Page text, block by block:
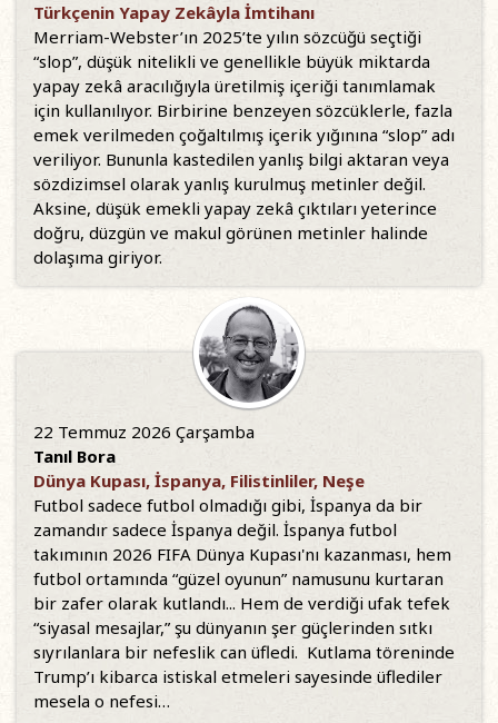
Türkçenin Yapay Zekâyla İmtihanı
Merriam-Webster’ın 2025’te yılın sözcüğü seçtiği
“slop”, düşük nitelikli ve genellikle büyük miktarda
yapay zekâ aracılığıyla üretilmiş içeriği tanımlamak
için kullanılıyor. Birbirine benzeyen sözcüklerle, fazla
emek verilmeden çoğaltılmış içerik yığınına “slop” adı
veriliyor. Bununla kastedilen yanlış bilgi aktaran veya
sözdizimsel olarak yanlış kurulmuş metinler değil.
Aksine, düşük emekli yapay zekâ çıktıları yeterince
doğru, düzgün ve makul görünen metinler halinde
dolaşıma giriyor.
22 Temmuz 2026 Çarşamba
Tanıl Bora
Dünya Kupası, İspanya, Filistinliler, Neşe
Futbol sadece futbol olmadığı gibi, İspanya da bir
zamandır sadece İspanya değil. İspanya futbol
takımının 2026 FIFA Dünya Kupası'nı kazanması, hem
futbol ortamında “güzel oyunun” namusunu kurtaran
bir zafer olarak kutlandı... Hem de verdiği ufak tefek
“siyasal mesajlar,” şu dünyanın şer güçlerinden sıtkı
sıyrılanlara bir nefeslik can üfledi. Kutlama töreninde
Trump’ı kibarca istiskal etmeleri sayesinde üflediler
mesela o nefesi…